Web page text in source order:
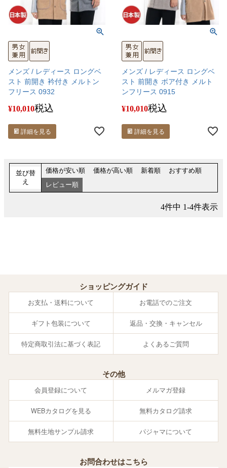
メンズ / レディース ロングベ
スト 前開き 衿付き メルトン
フリース 0932
¥10,010税込
詳細を見る
メンズ / レディース ロングベ
スト 前開き ボア付き メルト
ンフリース 0915
¥10,010税込
詳細を見る
並び替
え
価格が安い順 価格が高い順 新着順
おすすめ順
レビュー順
4件中 1-4件表示
ショッピングガイド
お支払・送料について お電話でのご注文
ギフト包装について 返品・交換・キャンセル
特定商取引法に基づく表記 よくあるご質問
その他
会員登録について メルマガ登録
WEBカタログを見る 無料カタログ請求
無料生地サンプル請求 パジャマについて
お問合わせはこちら